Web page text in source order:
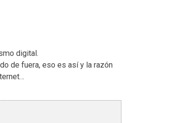
digital.
de fuera, eso es así y la razón